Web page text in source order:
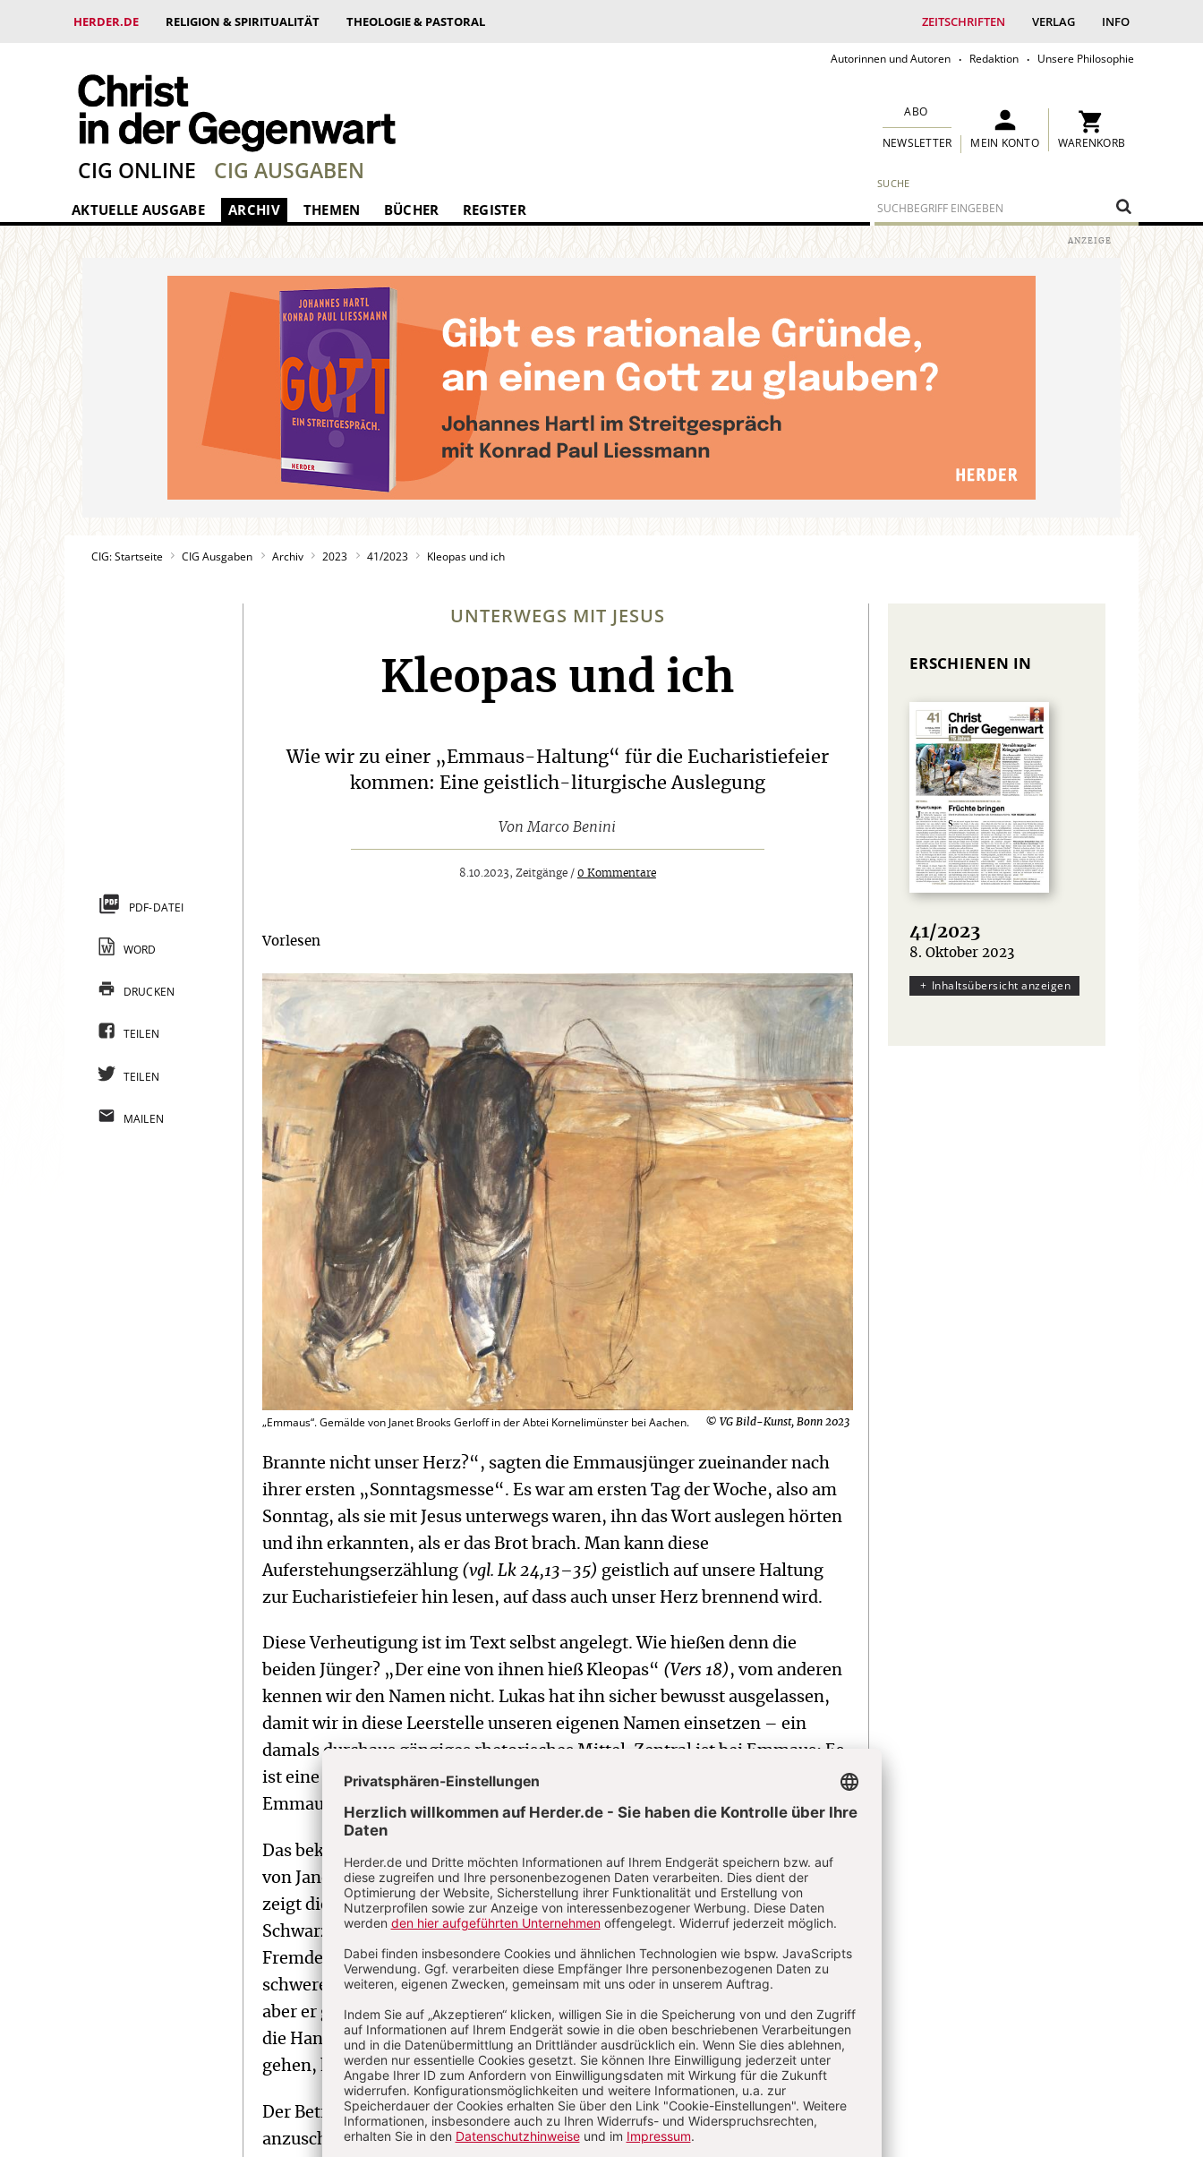
HERDER.DE RELIGION & SPIRITUALITÄT THEOLOGIE & PASTORAL ZEITSCHRIFTEN VERLAG INFO
Autorinnen und Autoren Redaktion Unsere Philosophie
SUCHE
ABO
NEWSLETTER MEIN KONTO WARENKORB
CIG ONLINE CIG AUSGABEN
AKTUELLE AUSGABE ARCHIV THEMEN BÜCHER REGISTER
CIG: Startseite CIG Ausgaben Archiv 2023 41/2023 Kleopas und ich
UNTERWEGS MIT JESUS
:
Kleopas und ich
Wie wir zu einer „Emmaus-Haltung“ für die Eucharistiefeier
kommen: Eine geistlich-liturgische Auslegung
Von Marco Benini
8.10.2023, Zeitgänge / 0 Kommentare
Vorlesen
„Emmaus“. Gemälde von Janet Brooks Gerloff in der Abtei Kornelimünster bei Aachen. © VG Bild-Kunst, Bonn 2023
Brannte nicht unser Herz?“, sagten die Emmausjünger zueinander nach
ihrer ersten „Sonntagsmesse“. Es war am ersten Tag der Woche, also am
Sonntag, als sie mit Jesus unterwegs waren, ihn das Wort auslegen hörten
und ihn erkannten, als er das Brot brach. Man kann diese
Auferstehungserzählung (vgl. Lk 24,13–35) geistlich auf unsere Haltung
zur Eucharistiefeier hin lesen, auf dass auch unser Herz brennend wird.
Diese Verheutigung ist im Text selbst angelegt. Wie hießen denn die
beiden Jünger? „Der eine von ihnen hieß Kleopas“ (Vers 18) , vom anderen
kennen wir den Namen nicht. Lukas hat ihn sicher bewusst ausgelassen,
damit wir in diese Leerstelle unseren eigenen Namen einsetzen – ein
damals durchaus gängiges rhetorisches Mittel. Zentral ist bei Emmaus: Es
ist eine Fortsetzungsgeschichte. In jeder Messe vollzieht sich das, was in
Emmaus geschah, an uns.
Das bekannte Emmausbild in der Abtei Kornelimünster bei Aachen, 1992
von Janet Brooks Gerloff geschaffen (unsere Abbildung auf dieser Seite),
zeigt die Szene auf dem Weg bewusst von hinten. Die beiden Jünger sind in
Schwarz gekleidet, und ihr Blick ist gesenkt. Doch sie wenden sich dem
Fremden in der Bildmitte zu, der nur schemenhaft dargestellt ist,
schwerelos und durchsichtig. Sie können ihn noch nicht ganz einordnen,
aber er geht mit und neigt sich seinerseits ihnen zu. Einer der beiden legt
die Hand auf ihn, und sie beginnen zu reden. Während sie so im Gespräch
gehen, hellt sich an den Falten ihr dunkles Gewand auf.
Der Betrachter ist gleichsam mit auf dem Weg, eingeladen, sich
anzuschließen und dem Gespräch zu lauschen. Das Bild hängt im
PDF-DATEI
WORD
DRUCKEN
TEILEN
TEILEN
MAILEN
ERSCHIENEN IN
41/2023
:
8. Oktober 2023
Inhaltsübersicht anzeigen